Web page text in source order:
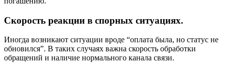
Скорость реакции в спорных ситуациях.
Иногда возникают ситуации вроде “оплата была, но статус не
обновился”. В таких случаях важна скорость обработки
обращений и наличие нормального канала связи.